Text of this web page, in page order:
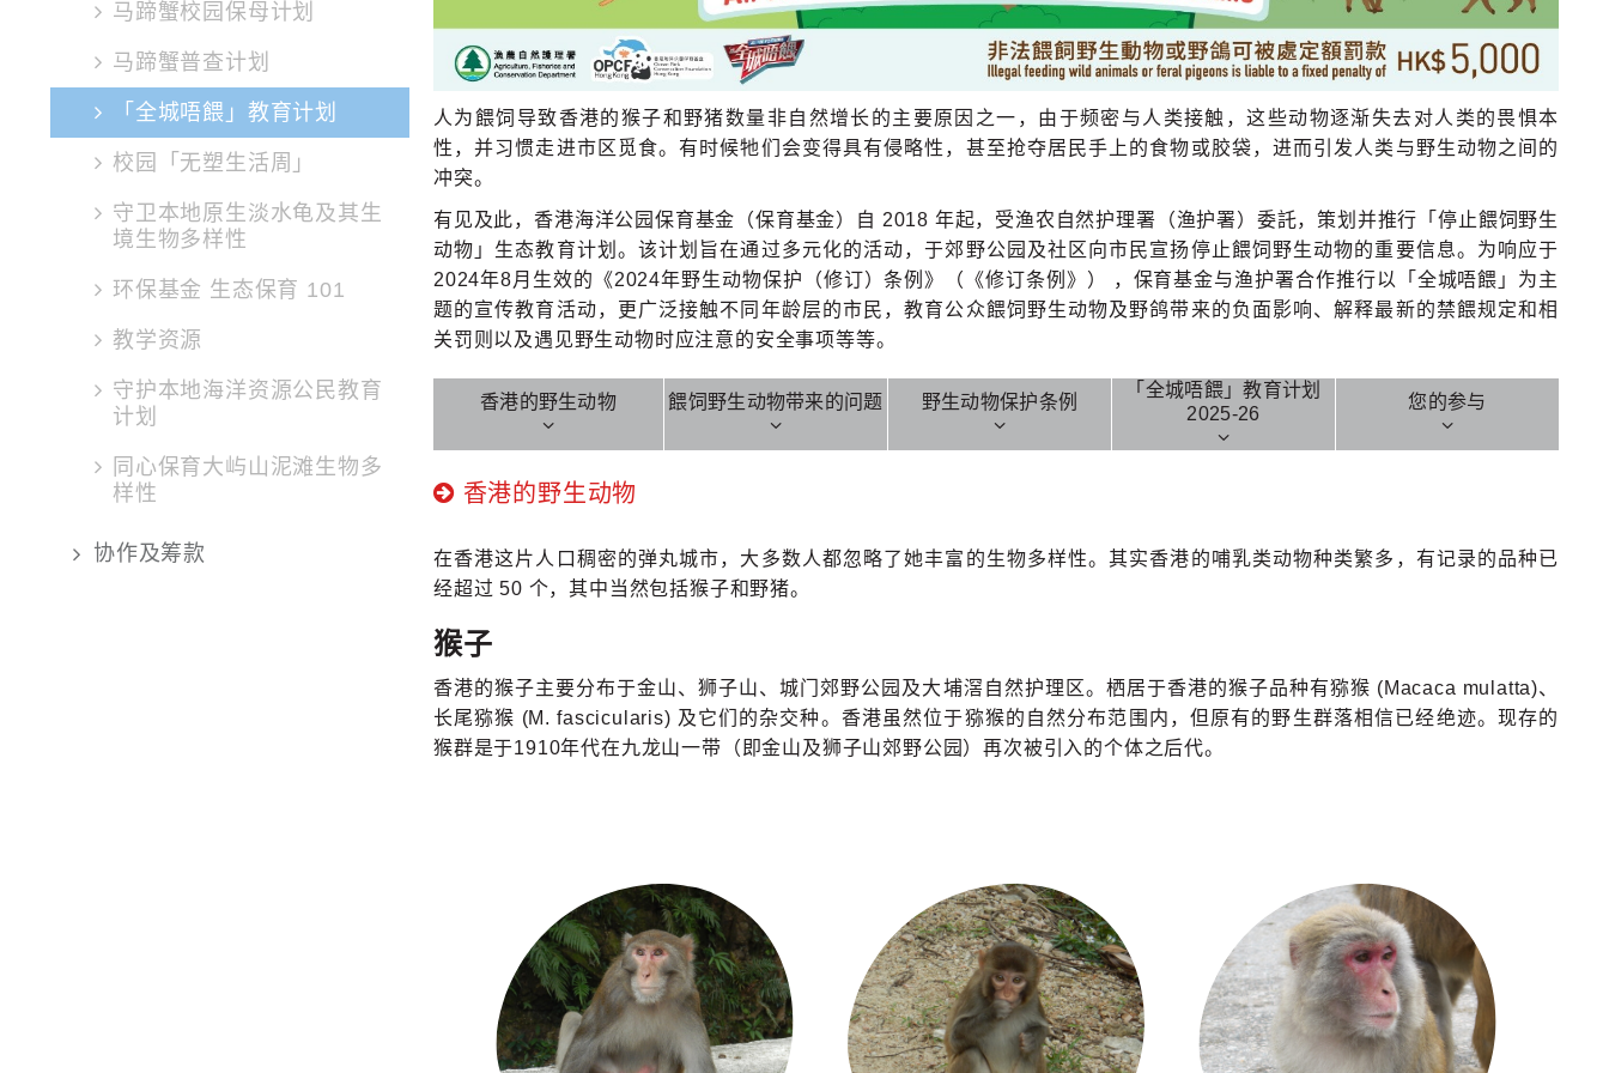
马蹄蟹校园保母计划
马蹄蟹普查计划
「全城唔餵」教育计划
校园「无塑生活周」
守卫本地原生淡水龟及其生
境生物多样性
环保基金 生态保育 101
教学资源
守护本地海洋资源公民教育
计划
同心保育大屿山泥滩生物多
样性
协作及筹款
人为餵饲导致香港的猴子和野猪数量非自然增长的主要原因之一，由于频密与人类接触，这些动物逐渐失去对人类的畏惧本
性，并习惯走进市区觅食。有时候牠们会变得具有侵略性，甚至抢夺居民手上的食物或胶袋，进而引发人类与野生动物之间的
冲突。
有见及此，香港海洋公园保育基金（保育基金）自 2018 年起，受渔农自然护理署（渔护署）委託，策划并推行「停止餵饲野生
动物」生态教育计划。该计划旨在通过多元化的活动，于郊野公园及社区向市民宣扬停止餵饲野生动物的重要信息。为响应于
2024年8月生效的《2024年野生动物保护（修订）条例》（《修订条例》） ，保育基金与渔护署合作推行以「全城唔餵」为主
题的宣传教育活动，更广泛接触不同年龄层的市民，教育公众餵饲野生动物及野鸽带来的负面影响、解释最新的禁餵规定和相
关罚则以及遇见野生动物时应注意的安全事项等等。
香港的野生动物 餵饲野生动物带来的问题 野生动物保护条例
「全城唔餵」教育计划
2025-26
您的参与
香港的野生动物
在香港这片人口稠密的弹丸城市，大多数人都忽略了她丰富的生物多样性。其实香港的哺乳类动物种类繁多，有记录的品种已
经超过 50 个，其中当然包括猴子和野猪。
猴子
香港的猴子主要分布于金山、狮子山、城门郊野公园及大埔滘自然护理区。栖居于香港的猴子品种有猕猴 (Macaca mulatta)、
长尾猕猴 (M. fascicularis) 及它们的杂交种。香港虽然位于猕猴的自然分布范围内，但原有的野生群落相信已经绝迹。现存的
猴群是于1910年代在九龙山一带（即金山及狮子山郊野公园）再次被引入的个体之后代。